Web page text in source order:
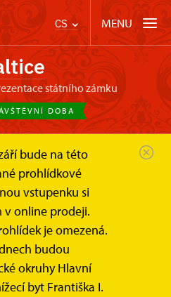
CS MENU
státního zámku
DOBA
bude na této
prohlídkové
vstupenku si
v online prodeji.
je omezená.
budou
okruhy Hlavní
byt Františka I.
Bylinková zahrada
zahrada
ZPĚT